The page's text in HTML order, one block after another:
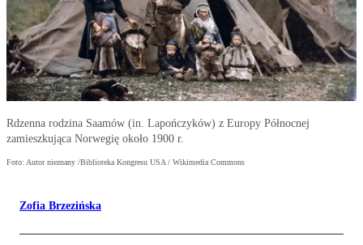
Rdzenna rodzina Saamów (in. Lapończyków) z Europy Północnej
zamieszkująca Norwegię około 1900 r.
Foto: Autor nieznany /Biblioteka Kongresu USA / Wikimedia Commons
Zofia Brzezińska